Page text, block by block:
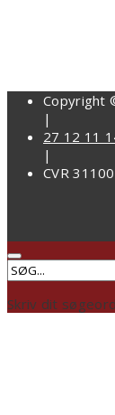
Copyright
|
27 12 11
|
CVR
Skriv dit